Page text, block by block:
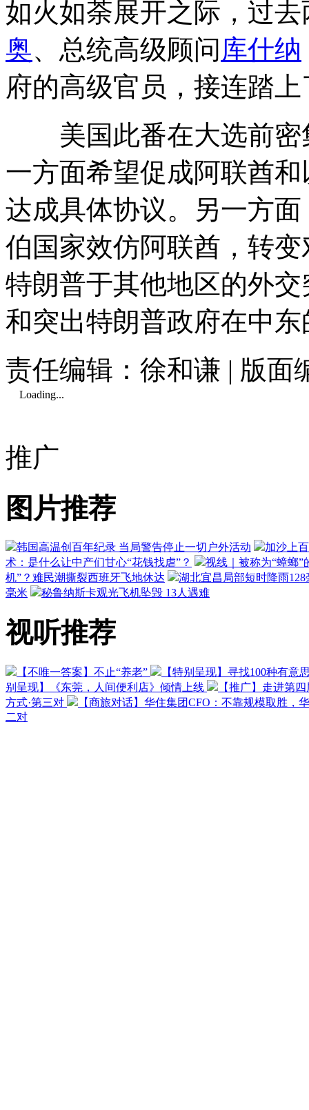
如火如荼展开之际，过
奥、总统高级顾问库什纳
府的高级官员，接连踏
美国此番在大选前密
一方面希望促成阿联酋
达成具体协议。另一方
伯国家效仿阿联酋，转
特朗普于其他地区的外
和突出特朗普政府在中
责任编辑：徐和谦 | 版面
Loading...
推广
图片推荐
韩国高温创百年纪录 当局警告停止一切户外活动
加沙上
术：是什么让中产们甘心“花钱找虐”？
视线｜被称为“蟑螂
机”？难民潮撕裂西班牙飞地休达
湖北宜昌局部短时降雨
毫米
秘鲁纳斯卡观光飞机坠毁 13人遇难
视听推荐
【不唯一答案】不止“养老”
【特别呈现】寻找100种有意
别呈现】《东莞，人间便利店》倾情上线
【推广】走进第
方式·第三对
【商旅对话】华住集团CFO：不靠规模取胜，
二对